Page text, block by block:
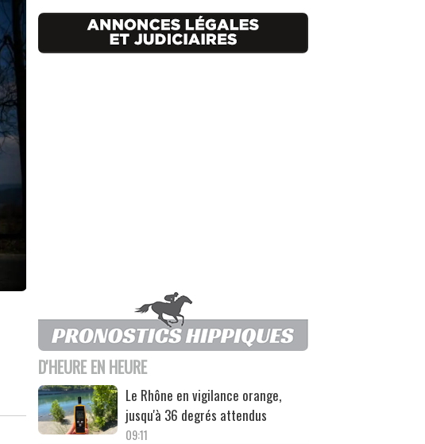
D'HEURE EN HEURE
Le Rhône en vigilance orange,
jusqu'à 36 degrés attendus
09:11